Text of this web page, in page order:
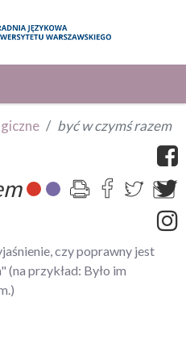
być w czymś razem
czy poprawny jest
przykład: Było im